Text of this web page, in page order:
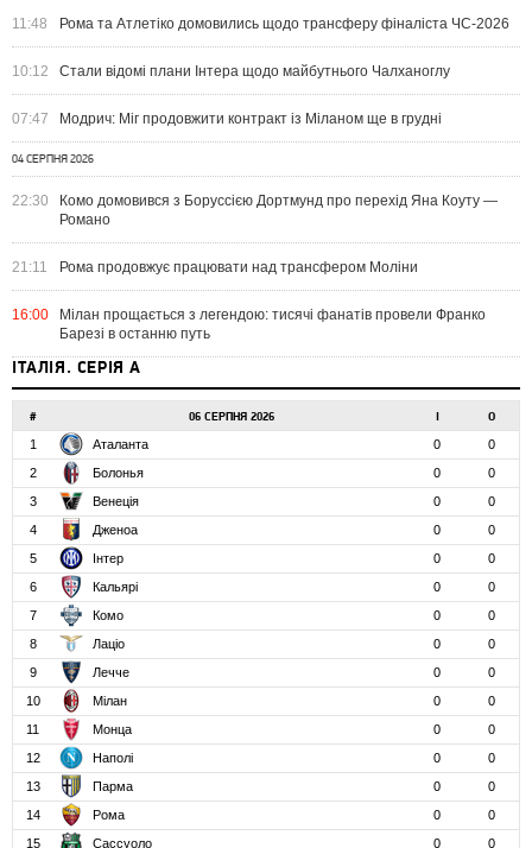
11:48 Рома та Атлетіко домовились щодо трансферу фіналіста ЧС-2026
10:12 Стали відомі плани Інтера щодо майбутнього Чалханоглу
07:47 Модрич: Міг продовжити контракт із Міланом ще в грудні
04 СЕРПНЯ 2026
22:30
Комо домовився з Боруссією Дортмунд про перехід Яна Коуту —
Романо
21:11 Рома продовжує працювати над трансфером Моліни
16:00
Мілан прощається з легендою: тисячі фанатів провели Франко
Барезі в останню путь
ІТАЛІЯ. СЕРІЯ А
# 06 СЕРПНЯ 2026 І О
1 Аталанта 0
0
2
Болонья 0
0
3
Венеція 0
0
4
Дженоа 0
0
5
Інтер 0
0
6
Кальярі 0
0
7
Комо 0
0
8
Лаціо 0
0
9
Лечче 0
0
10
Мілан 0
0
11
Монца 0
0
12
Наполі 0
0
13
Парма 0
0
14
Рома 0
0
15
Сассуоло 0 0